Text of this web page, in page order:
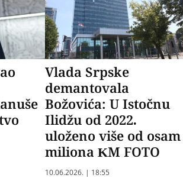
Vlada Srpske
demantovala
Božovića: U Istočnu
Ilidžu od 2022.
uloženo više od osam
miliona KM FOTO
10.06.2026. | 18:55